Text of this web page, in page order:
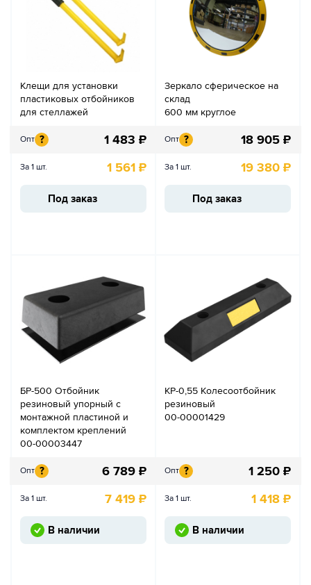
Клещи для установки
пластиковых отбойников
для стеллажей
Опт ? 1 483 ₽
За 1 шт. 1 561 ₽
Под заказ
Зеркало сферическое на
склад
600 мм круглое
Опт ? 18 905 ₽
За 1 шт. 19 380 ₽
Под заказ
БР-500 Отбойник
резиновый упорный с
монтажной пластиной и
комплектом креплений
00-00003447
Опт ? 6 789 ₽
За 1 шт. 7 419 ₽
В наличии
КР-0,55 Колесоотбойник
резиновый
00-00001429
Опт ? 1 250 ₽
За 1 шт. 1 418 ₽
В наличии